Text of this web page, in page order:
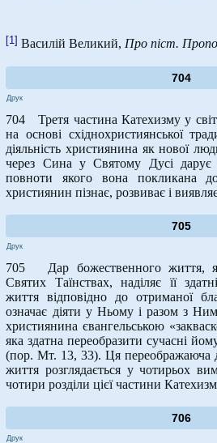
[1] Василій Великий,Про піст.
704
Друк
704 Третя частина Катехизму у
на основі східнохристиянської
діяльність християнина як нової
через Сина у Святому Дусі
повноти якого вона покликана
християнин пізнає, розвиває і
705
Друк
705 Дар божественного життя,
Святих Таїнствах, наділяє її
життя відповідно до отриманої
означає діяти у Ньому і разом з
християнина євангельською
яка здатна переобразити сучасні
(пор. Мт. 13, 33). Ця переображаюча
життя розглядається у чотирьох
чотири розділи цієї частини
706
Друк